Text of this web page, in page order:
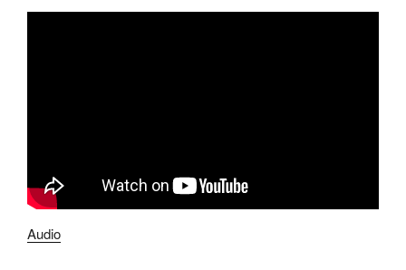
Audio